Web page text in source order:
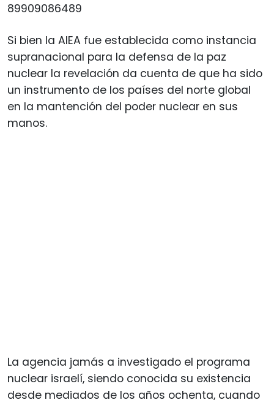
89909086489
Si bien la AIEA fue establecida como instancia
supranacional para la defensa de la paz
nuclear la revelación da cuenta de que ha sido
un instrumento de los países del norte global
en la mantención del poder nuclear en sus
manos.
La agencia jamás a investigado el programa
nuclear israelí, siendo conocida su existencia
desde mediados de los años ochenta, cuando